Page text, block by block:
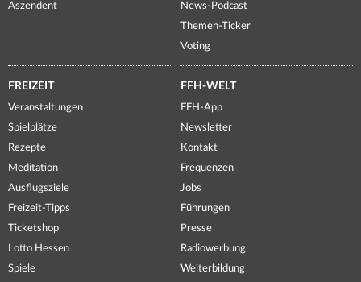
Aszendent
News-Podcast
Themen-Ticker
Voting
FREIZEIT
Veranstaltungen
Spielplätze
Rezepte
Meditation
Ausflugsziele
Freizeit-Tipps
Ticketshop
Lotto Hessen
Spiele
FFH-WELT
FFH-App
Newsletter
Kontakt
Frequenzen
Jobs
Führungen
Presse
Radiowerbung
Weiterbildung